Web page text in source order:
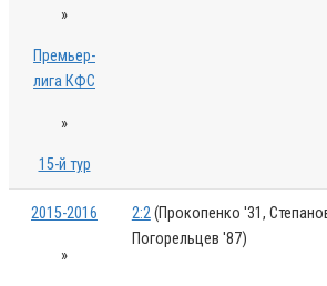
»
Премьер-
лига КФС
»
15-й тур
2015-2016
»
2:2(Прокопенко '31,
Погорельцев '87)